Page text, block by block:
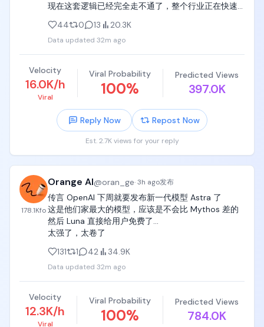
现在这套逻辑已经完全走不通了，整个行业正在快速
力的模型做了清晰的分层，复杂推理类的任务直接交
给Claude Opus、GPT-5.6 Sol、Fable这类前沿模型
处理，日常重复的常规任务就调用速度快、成本低的
轻量模型，全程还能根据任务复杂度、使用成本和当
前上下文自动完成动态路由，每一步资源分配都踩在
最合理的点上。
从最新出炉的智能体行业排名数据就能看出来，头部
顶级模型在工具调用、长周期任务执行和运行稳定性
模型想要覆盖所有场景的需求，不仅成本居高不下，
向多模型协同调度的协同智能，这也是接下来整个赛
道最确定的增长主线。
ClawUp @ClawUpAI 刚好踩中了这个核心趋势的最关
键位置，它主打的模型使用功能，直接把智能体的模
手里，没有任何多余的捆绑。用户手里有OpenAI、
Anthropic、OpenRouter这些平台的API密钥的话，可
想折腾密钥配置，也可以选ClawUp托管的模型服务，
按实际使用量消耗平台的代币积分，零门槛就能快速
启动项目；甚至用户已经有Claude或者ChatGPT的订
44 0 13 20.3K
Data updated 32m ago
Velocity
16.0K/h
Viral
Viral Probability
100%
Predicted Views
397.0K
Reply Now Repost Now
Est. 2.7K views for your reply
178.1Kfo
Orange AI@oran_ge·3h ago发布
传言 OpenAI 下周就要发布新一代模型 Astra 了
这是他们家最大的模型，应该是不会比 Mythos 差的
然后 Luna 直接给用户免费了...
太强了，太卷了
131
1 42 34.9K
Data updated 32m ago
Velocity
12.3K/h
Viral
Viral Probability
100%
Predicted Views
784.0K